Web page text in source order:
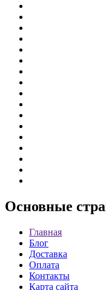
Основные
Главная
Блог
Доставка
Оплата
Контакты
Карта сайта